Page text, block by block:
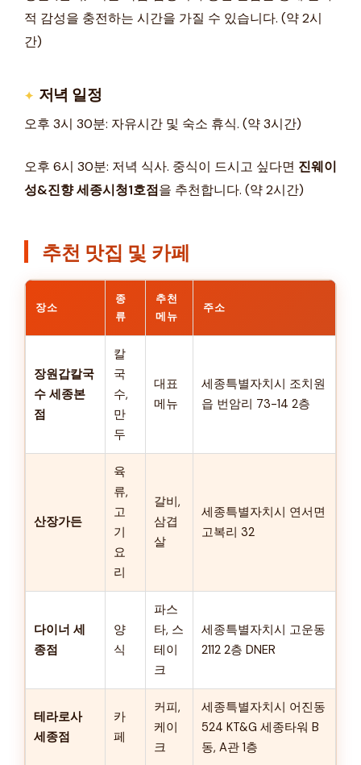
적 감성을 충전하는 시간을 가질 수 있습니다. (약 2시
간)
저녁 일정
오후 3시 30분: 자유시간 및 숙소 휴식. (약 3시간)
오후 6시 30분: 저녁 식사. 중식이 드시고 싶다면 진웨이
성&진향 세종시청1호점을 추천합니다. (약 2시간)
추천 맛집 및 카페
장소
종
류
추천
메뉴
주소
장원갑칼국
수 세종본
점
칼
국
수,
만
두
대표
메뉴
세종특별자치시 조치원
읍 번암리 73-14 2층
산장가든
육
류,
고
기
요
리
갈비,
삼겹
살
세종특별자치시 연서면
고복리 32
다이너 세
종점
양
식
파스
타, 스
테이
크
세종특별자치시 고운동
2112 2층 DNER
테라로사
세종점
카
페
커피,
케이
크
세종특별자치시 어진동
524 KT&G 세종타워 B
동, A관 1층